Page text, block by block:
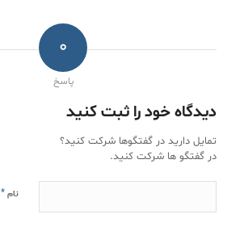
0
پاسخ
دیدگاه خود را ثبت کنید
تمایل دارید در گفتگوها شرکت کنید؟
در گفتگو ها شرکت کنید.
نام *